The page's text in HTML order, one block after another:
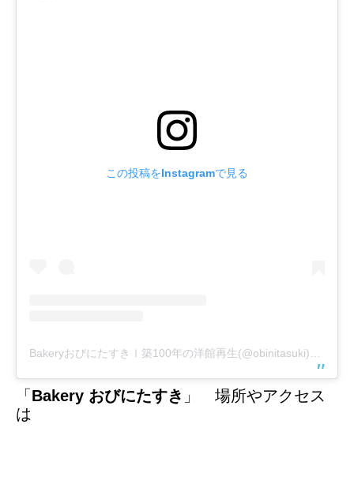
この投稿をInstagramで見る
「 Bakery おびにたすき 」 場所やアクセス
は